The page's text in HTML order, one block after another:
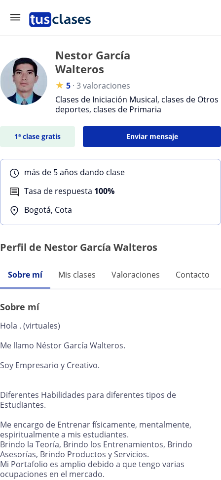
Nestor García
Walteros
★ 5 · 3 valoraciones
Clases de Iniciación Musical, clases de Otros
deportes, clases de Primaria
1ª clase gratis Enviar mensaje
más de 5 años dando clase
Tasa de respuesta 100%
Bogotá, Cota
Perfil de Nestor García Walteros
Sobre mí Mis clases Valoraciones Contacto
Sobre mí
Hola . (virtuales)
Me llamo Néstor García Walteros.
Soy Empresario y Creativo.
Diferentes Habilidades para diferentes tipos de
Estudiantes.
Me encargo de Entrenar físicamente, mentalmente,
espiritualmente a mis estudiantes.
Brindo la Teoría, Brindo los Entrenamientos, Brindo
Asesorías, Brindo Productos y Servicios.
Mi Portafolio es amplio debido a que tengo varias
ocupaciones en el mercado.